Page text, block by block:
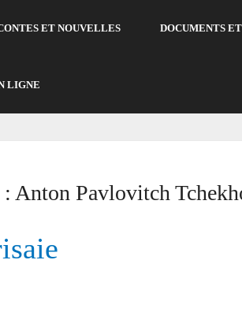
ET NOUVELLES DOCUMENTS
LIGNE
Anton Pavlovitch